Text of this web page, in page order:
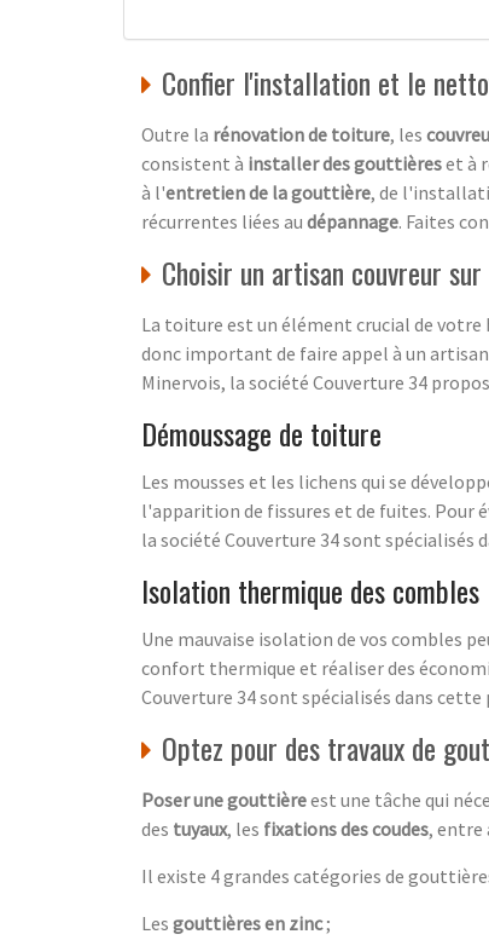
Confier l'installation et le
Outre la rénovation de toiture, les
consistent à installer des gouttièreset à
à l'entretien de la gouttière, de
récurrentes liées au dépannage. Faites
Choisir un artisan couvreur
La toiture est un élément crucial de
donc important de faire appel à un
Minervois, la société Couverture 34
Démoussage de toiture
Les mousses et les lichens qui se
l'apparition de fissures et de fuites. Pour
la société Couverture 34 sont
Isolation thermique des combles
Une mauvaise isolation de vos combles
confort thermique et réaliser des
Couverture 34 sont spécialisés dans
Optez pour des travaux de
Poser une gouttièreest une tâche qui
des tuyaux, les fixations des coudes, entre
Il existe 4 grandes catégories de
Les gouttières en zinc;